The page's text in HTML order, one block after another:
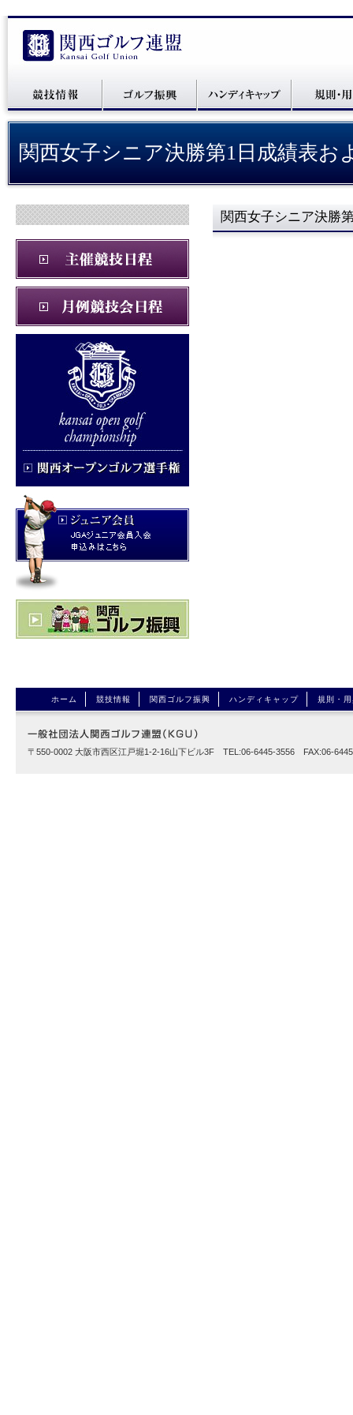
関西女子シニア決勝第1日成績表お
関西女子シニア決勝
ホーム 競技情報 関西ゴルフ振興 ハンディキャップ 規則・
〒550-0002 大阪市西区江戸堀1-2-16山下ビル3F TEL:06-6445-3556 FAX:06-